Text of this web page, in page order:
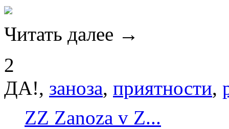
Читать далее →
2
ДА!, заноза, приятности,
ZZ Zanoza v Z...